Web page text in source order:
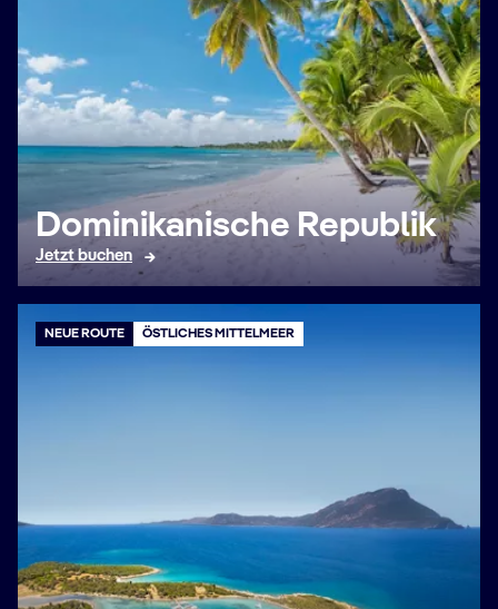
Dominikanische Republik
Jetzt buchen
NEUE ROUTE ÖSTLICHES MITTELMEER